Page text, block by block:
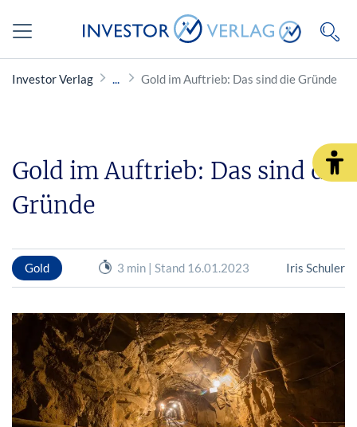
Investor Verlag Gold im Auftrieb: Das sind die Gründe
Gold im Auftrieb: Das sind die
Gründe
Gold 3 min | Stand 16.01.2023 Iris Schuler